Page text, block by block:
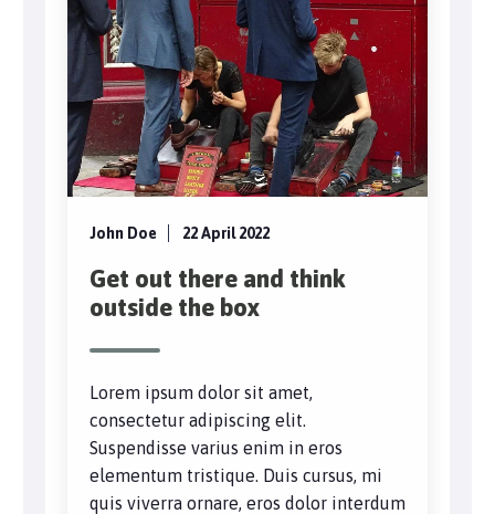
John Doe 22 April 2022
Get out there and think
outside the box
Lorem ipsum dolor sit amet,
consectetur adipiscing elit.
Suspendisse varius enim in eros
elementum tristique. Duis cursus, mi
quis viverra ornare, eros dolor interdum